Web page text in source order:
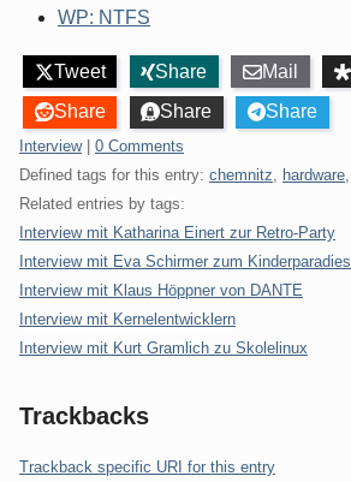
WP: NTFS
Tweet Share Mail
Share
Share Share
Categories:
Interview| 0 Comments
Defined tags for this entry: chemnitz, hardware,
Related entries by tags:
Interview mit Katharina Einert zur Retro-Party
Interview mit Eva Schirmer zum Kinderparadies
Interview mit Klaus Höppner von DANTE
Interview mit Kernelentwicklern
Interview mit Kurt Gramlich zu Skolelinux
Trackbacks
Trackback specific URI for this entry